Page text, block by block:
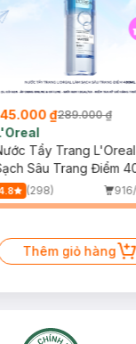
₫289.000 ₫
Tẩy Trang L'Oreal
Sâu Trang Điểm
(298)
Thêm giỏ hàng